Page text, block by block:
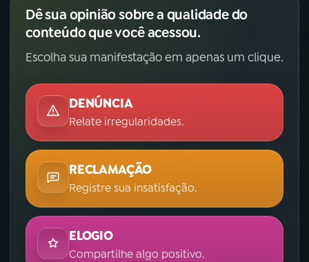
Dê sua opinião sobre a qualidade do
conteúdo que você acessou.
Escolha sua manifestação em apenas um clique.
DENÚNCIA
Relate irregularidades.
RECLAMAÇÃO
Registre sua insatisfação.
ELOGIO
Compartilhe algo positivo.